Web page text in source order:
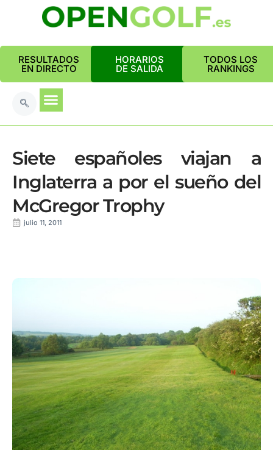
RESULTADOS
EN DIRECTO
HORARIOS
DE SALIDA
TODOS LOS
RANKINGS
Siete españoles viajan a
Inglaterra a por el sueño del
McGregor Trophy
julio 11, 2011